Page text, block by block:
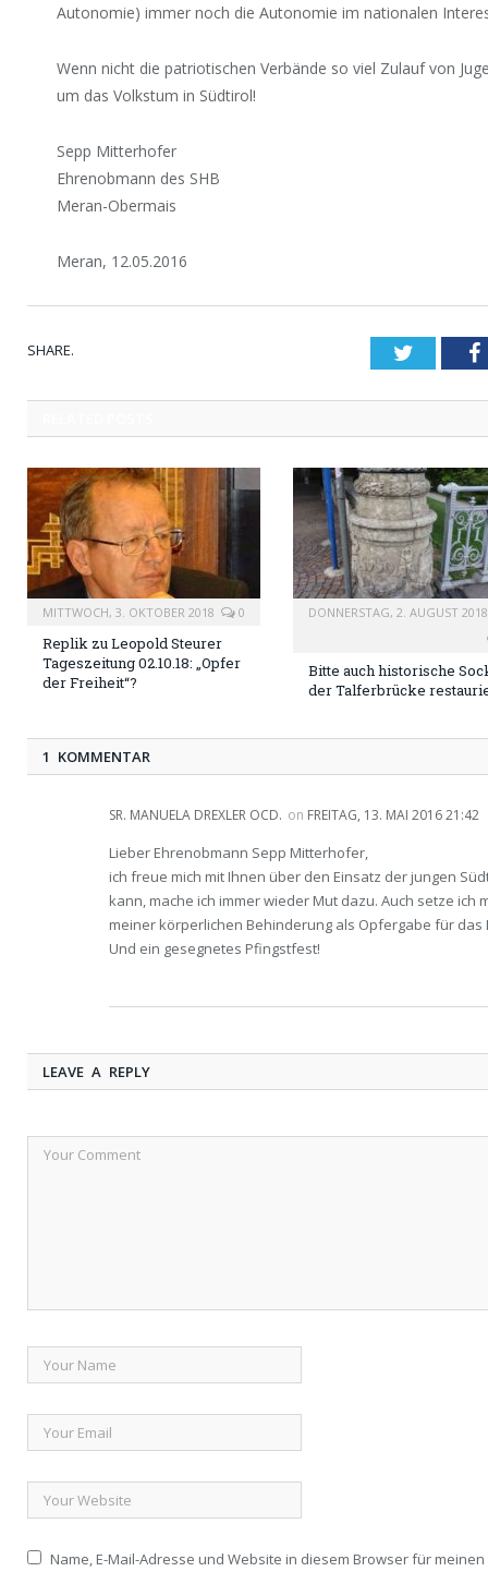
Autonomie) immer noch die Autonomie im nationalen
Wenn nicht die patriotischen Verbände so viel Zulauf von
um das Volkstum in Südtirol!
Sepp Mitterhofer
Ehrenobmann des SHB
Meran-Obermais
Meran, 12.05.2016
SHARE. Twitter
MITTWOCH, 3. OKTOBER 2018 0
Replik zu Leopold Steurer
Tageszeitung 02.10.18: „Opfer
der Freiheit“?
DONNERSTAG, 2. AUGUST 2018
Bitte auch historische
der Talferbrücke
1 KOMMENTAR
SR. MANUELA DREXLER OCD. on FREITAG, 13. MAI 2016 21:42
Lieber Ehrenobmann Sepp Mitterhofer,
ich freue mich mit Ihnen über den Einsatz der jungen
kann, mache ich immer wieder Mut dazu. Auch setze ich
meiner körperlichen Behinderung als Opfergabe für das
Und ein gesegnetes Pfingstfest!
LEAVE A REPLY
Name, E-Mail-Adresse und Website in diesem Browser für